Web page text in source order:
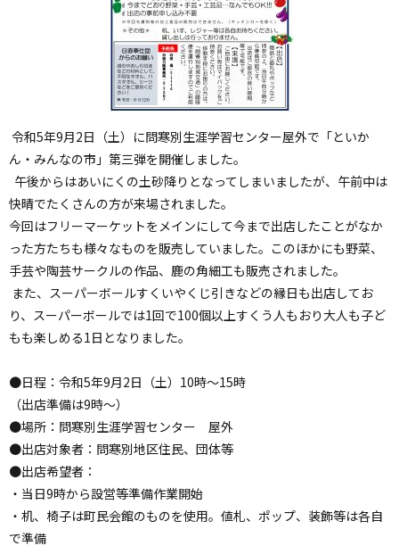
令和5年9月2日（土）に問寒別生涯学習センター屋外で「といか
ん・みんなの市」第三弾を開催しました。
午後からはあいにくの土砂降りとなってしまいましたが、午前中は
快晴でたくさんの方が来場されました。
今回はフリーマーケットをメインにして今まで出店したことがなか
った方たちも様々なものを販売していました。このほかにも野菜、
手芸や陶芸サークルの作品、鹿の角細工も販売されました。
また、スーパーボールすくいやくじ引きなどの縁日も出店してお
り、スーパーボールでは1回で100個以上すくう人もおり大人も子ど
もも楽しめる1日となりました。
●日程：令和5年9月2日（土）10時～15時
（出店準備は9時～）
●場所：問寒別生涯学習センター 屋外
●出店対象者：問寒別地区住民、団体等
●出店希望者：
・当日9時から設営等準備作業開始
・机、椅子は町民会館のものを使用。値札、ポップ、装飾等は各自
で準備